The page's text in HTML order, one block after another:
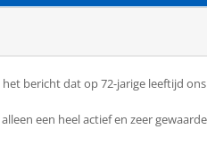
bericht dat op 72-jarige leeftijd
een heel actief en zeer